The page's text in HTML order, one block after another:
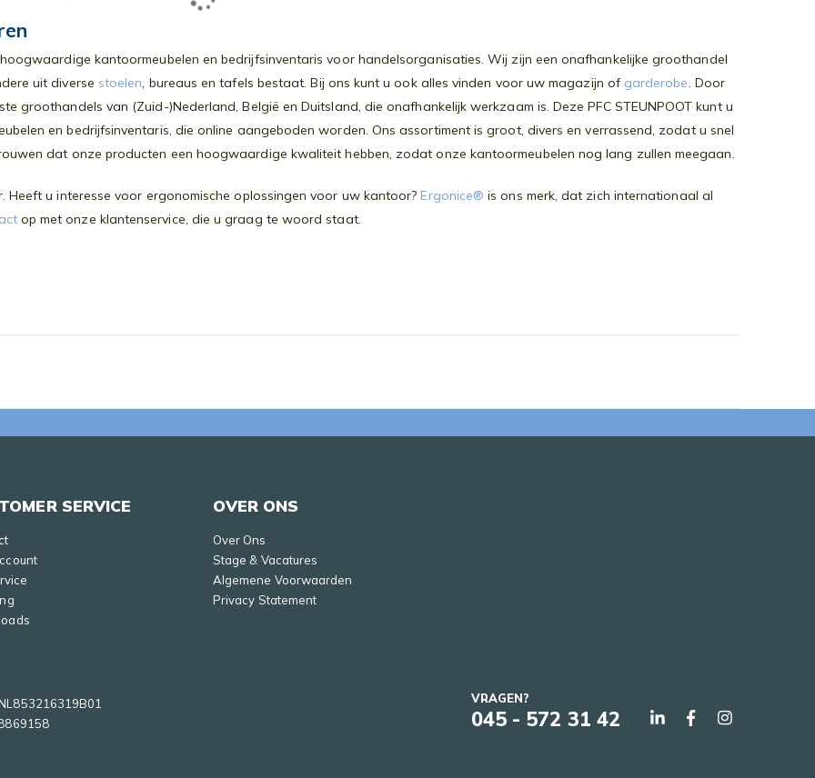
kantoormeubelen en bedrijfsinventaris voor handelsorganisaties. Wij zijn een onafhankelijke groothandel
uit diverse stoelen, bureaus en tafels bestaat. Bij ons kunt u ook alles vinden voor uw magazijn of garderobe. Door
groothandels van (Zuid-)Nederland, België en Duitsland, die onafhankelijk werkzaam is. Deze PFC STEUNPOOT kunt u
en bedrijfsinventaris, die online aangeboden worden. Ons assortiment is groot, divers en verrassend, zodat u snel
dat onze producten een hoogwaardige kwaliteit hebben, zodat onze kantoormeubelen nog lang zullen meegaan.
u interesse voor ergonomische oplossingen voor uw kantoor? Ergonice® is ons merk, dat zich internationaal al
op met onze klantenservice, die u graag te woord staat.
SERVICE OVER ONS
Over Ons
Stage & Vacatures
Algemene Voorwaarden
Privacy Statement
VRAGEN?
045 - 572 31 42